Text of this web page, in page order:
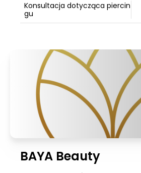
Konsultacja dotycząca piercin
gu
BAYA Beauty